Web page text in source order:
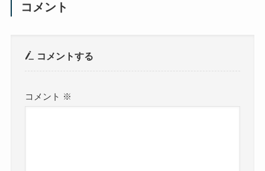
コメント
コメントする
コメント ※